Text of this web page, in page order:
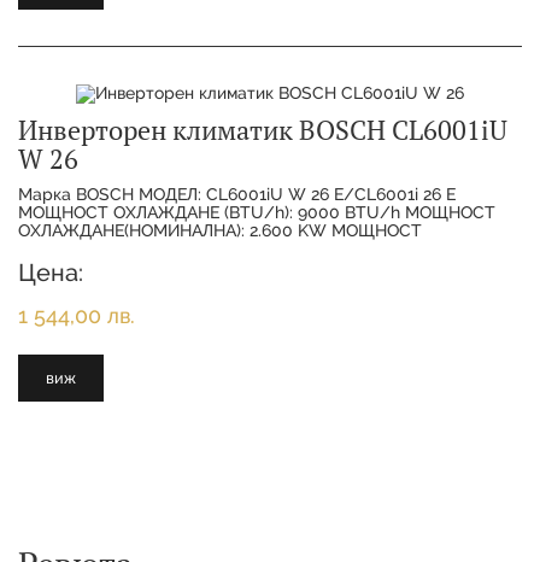
Инверторен климатик BOSCH CL6001iU
W 26
Марка BOSCH МОДЕЛ: CL6001iU W 26 E/CL6001i 26 E
МОЩНОСТ ОХЛАЖДАНЕ (BTU/h): 9000 BTU/h МОЩНОСТ
ОХЛАЖДАНЕ(НОМИНАЛНА): 2.600 KW МОЩНОСТ
Цена:
1 544,00 лв.
виж